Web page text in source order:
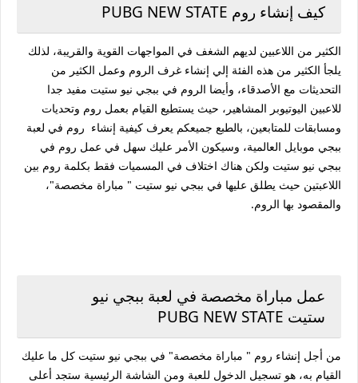
كيف إنشاء روم PUBG NEW STATE
الكثير من اللاعبين لديهم الشغف في المواجهات القوية والقريبة، لذلك
يلجأ الكثير من هذه الفئة إلي إنشاء غرف الروم وعمل الكثير من
التحديثات مع الأصدقاء، وأيضا الروم في ببجي نيو ستيت مفيد جدا
للاعبين اليوتيوبر المشاهير، حيث يستطيع القيام بعمل روم وتحديات
ومسابقات للمتابعين، بالطبع جميعكم يعرف كيفية إنشاء روم في لعبة
ببجي موبايل العالمية، وسيكون الأمر عليك سهل في عمل روم في
ببجي نيو ستيت ولكن هناك اختلاف في المسميات فقط بكلمة روم بين
اللاعبتين حيث يطلق عليها في ببجي نيو ستيت " مباراة مخصصة"،
والمقصود بها الروم.
عمل مباراة مخصصة في لعبة ببجي نيو
ستيت PUBG NEW STATE
من أجل إنشاء روم " مباراة مخصصة" في ببجي نيو ستيت كل ما عليك
القيام به، هو تسجيل الدخول للعبة ومن الشاشة الرئيسية ستجد أعلى